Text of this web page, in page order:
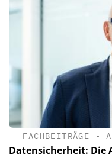
FACHBEITRÄGE •
Datensicherheit: Die